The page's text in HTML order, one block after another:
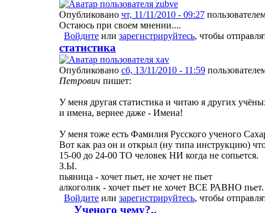
Опубликовано чт, 11/11/2010 - 09:27
Остаюсь при своем мнении....
Войдите или зарегистрируйтесь, чтобы
статистика
Опубликовано сб, 13/11/2010 - 11:59
Петрович пишет:
У меня другая статистика и читаю я других
и имена, вернее даже - Имена!
У меня тоже есть Фамилия Русского ученого
Вот как раз он и открыл (ну типа инструкцию)
15-00 до 24-00 ТО человек НИ когда не сопьется.
З.Ы.
пьяница - хочет пьет, не хочет не пьет
алкоголик - хочет пьет не хочет ВСЕ РАВНО пьет.
Войдите или зарегистрируйтесь, чтобы
Ученого чему?..